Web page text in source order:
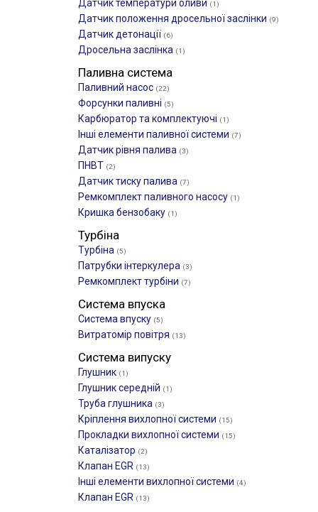
Датчик температури оливи (1)
Датчик положення дросельної заслінки (9)
Датчик детонації (6)
Дросельна заслінка (1)
Паливна система
Паливний насос (22)
Форсунки паливні (5)
Карбюратор та комплектуючі (1)
Інші елементи паливної системи (7)
Датчик рівня палива (3)
ПНВТ (2)
Датчик тиску палива (7)
Ремкомплект паливного насосу (1)
Кришка бензобаку (1)
Турбіна
Турбіна (5)
Патрубки інтеркулера (3)
Ремкомплект турбіни (7)
Система впуска
Система впуску (5)
Витратомір повітря (13)
Система випуску
Глушник (1)
Глушник середній (1)
Труба глушника (3)
Кріплення вихлопної системи (15)
Прокладки вихлопної системи (15)
Каталізатор (2)
Клапан EGR (13)
Інші елементи вихлопної системи (4)
Клапан EGR (13)